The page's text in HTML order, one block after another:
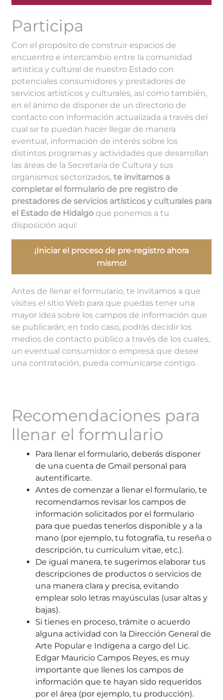
Participa
Con el propósito de construir espacios de
encuentro e intercambio entre la comunidad
artística y cultural de nuestro Estado con
potenciales consumidores y prestadores de
servicios artísticos y culturales, así como también,
en el ánimo de disponer de un directorio de
contacto con información actualizada a través del
cual se te puedan hacer llegar de manera
eventual, información de interés sobre los
distintos programas y actividades que desarrollan
las áreas de la Secretaría de Cultura y sus
organismos sectorizados, te invitamos a
completar el formulario de pre registro de
prestadores de servicios artísticos y culturales para
el Estado de Hidalgoque ponemos a tu
disposición aquí:
¡Iniciar el proceso de pre-registro ahora
mismo!
Antes de llenar el formulario, te invitamos a que
visites el sitio Web para que puedas tener una
mayor idea sobre los campos de información que
se publicarán; en todo caso, podrás decidir los
medios de contacto público a través de los cuales,
un eventual consumidor o empresa que desee
una contratación, pueda comunicarse contigo.
Recomendaciones para
llenar el formulario
Para llenar el formulario, deberás disponer
de una cuenta de Gmail personal para
autentificarte.
Antes de comenzar a llenar el formulario, te
recomendamos revisar los campos de
información solicitados por el formulario
para que puedas tenerlos disponible y a la
mano (por ejemplo, tu fotografía, tu reseña o
descripción, tu currículum vitae, etc.).
De igual manera, te sugerimos elaborar tus
descripciones de productos o servicios de
una manera clara y precisa, evitando
emplear solo letras mayúsculas (usar altas y
bajas).
Si tienes en proceso, trámite o acuerdo
alguna actividad con la Dirección General de
Arte Popular e Indígena a cargo del Lic.
Edgar Mauricio Campos Reyes, es muy
importante que llenes los campos de
información que te hayan sido requeridos
por el área (por ejemplo, tu producción).